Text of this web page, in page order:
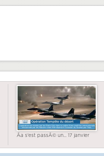
Ãa s'est passÃ© un... 17 janvier